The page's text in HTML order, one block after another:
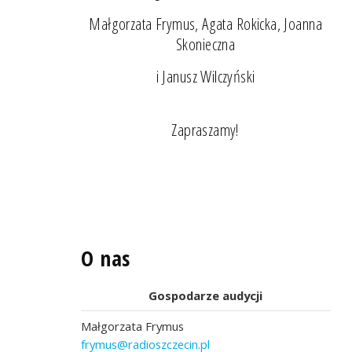
Małgorzata Frymus, Agata Rokicka, Joanna
Skonieczna
i Janusz Wilczyński
Zapraszamy!
O nas
Gospodarze audycji
Małgorzata Frymus
frymus@radioszczecin.pl